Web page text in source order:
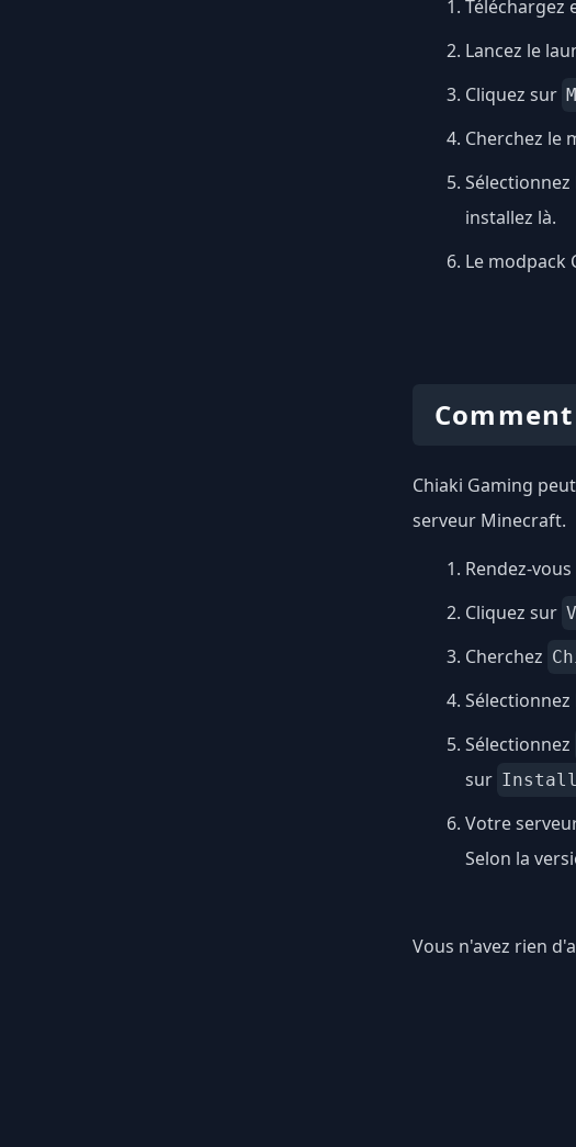
Téléchargez
Lancez le
Cliquez sur
Cherchez le
installez là.
Le modpack
Chiaki Gaming
serveur Minecraft.
Rendez-
Cliquez sur
Cherchez
Sélectionnez
sur
Votre
Selon la
Vous n'avez rien